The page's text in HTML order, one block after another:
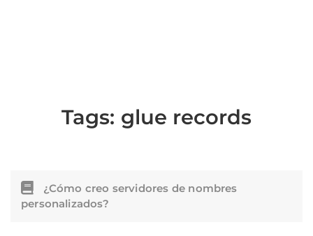
Tags: glue records
¿Cómo creo servidores de nombres
personalizados?